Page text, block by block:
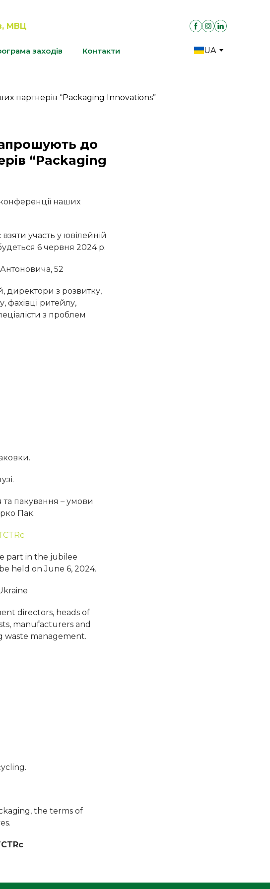
МВЦ
заходів Контакти UA
до
“Packaging
наших
участь у ювілейній
6 червня 2024 р.
52
директори з розвитку,
фахівці ритейлу,
з проблем
та пакування – умови
Пак.
part in the jubilee
held on June 6, 2024.
directors, heads of
manufacturers and
waste management.
the terms of